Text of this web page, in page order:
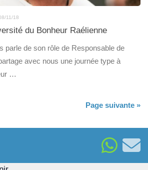
11/18
du Bonheur Raélienne
parle de son rôle de Responsable de
avec nous une journée type à
…
Page suivante »